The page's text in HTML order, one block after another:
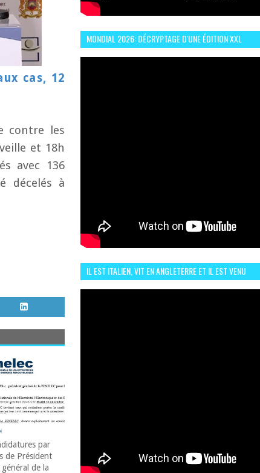
cas, 12
contre les
et 18h
avec 136
décelés à
par
de Président
de la
MONDIAL 2026: DÉCRYPTAGE D'UNE ÉDITION XXL
IL EST ITALIEN, VIT EN ANGLETERRE ET IL EST VENU